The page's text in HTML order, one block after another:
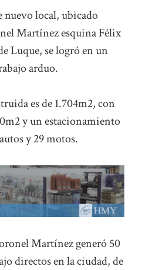
nuevo local, ubicado
Martínez esquina Félix
Luque, se logró en un
arduo.
es de 1.704m2, con
y un estacionamiento
y 29 motos.
Martínez generó 50
directos en la ciudad, de